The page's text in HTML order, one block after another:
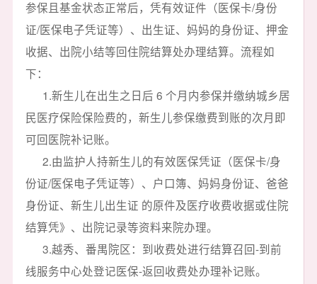
参保且基金状态正常后，凭有效证件（医保卡/身份
证/医保电子凭证等）、出生证、妈妈的身份证、押金
收据、出院小结等回住院结算处办理结算。流程如
下：
1.新生儿在出生之日后 6 个月内参保并缴纳城乡居
民医疗保险保险费的，新生儿参保缴费到账的次月即
可回医院补记账。
2.由监护人持新生儿的有效医保凭证（医保卡/身
份证/医保电子凭证等）、户口簿、妈妈身份证、爸爸
身份证、新生儿出生证 的原件及医疗收费收据或住院
结算凭》、出院记录等资料来院办理。
3.越秀、番禺院区：到收费处进行结算召回-到前
线服务中心处登记医保-返回收费处办理补记账。